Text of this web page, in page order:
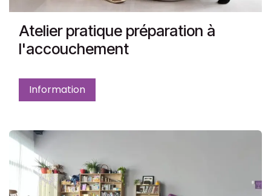
Atelier pratique préparation à
l'accouchement
Information